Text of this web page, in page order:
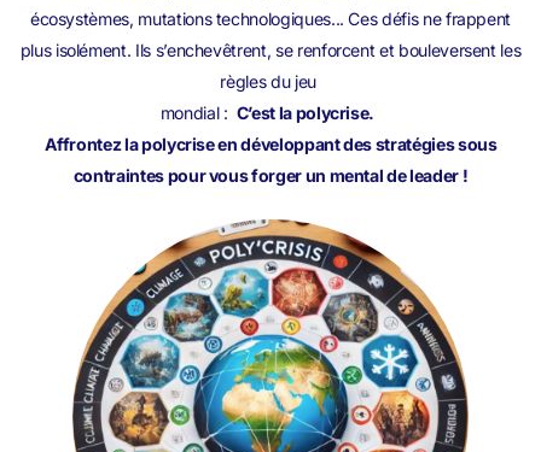
écosystèmes, mutations technologiques... Ces défis ne frappent
plus isolément. Ils s’enchevêtrent, se renforcent et bouleversent les
règles du jeu
mondial : C’est la polycrise.
Affrontez la polycrise en développant des stratégies sous
contraintes pour vous forger un mental de leader !